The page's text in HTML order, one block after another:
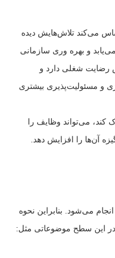
می‌کند تلاش‌هایش دیده
و بهره وری سازمانی
رضایت شغلی دارد و
و مسئولیت‌پذیری بیشتری
کند، می‌تواند وظایف را
آن‌ها را افزایش دهد.
می‌شود. بنابراین نحوه
در این سطح موضوعاتی مثل: